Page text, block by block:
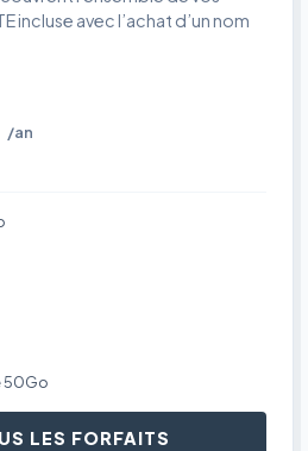
incluse avec l’achat d’un nom
/an
50Go
LES FORFAITS